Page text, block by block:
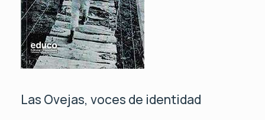
Las Ovejas, voces de identidad